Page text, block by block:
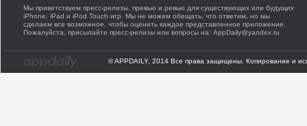
Мы приветствуем пресс-релизы, превью и ревью для существующих или будущих
iPhone, iPad и iPod Touch игр. Мы не можем обещать, что ответим, но мы
сделаем все возможное, чтобы оценить каждое представленное приложение.
Пожалуйста, присылайте пресс-релизы или вопросы на: AppDaily@yandex.ru
© APPDAILY, 2014 Все права защищены. Копирование и